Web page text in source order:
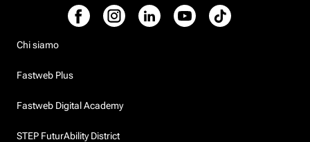
Chi siamo
Fastweb Plus
Fastweb Digital Academy
STEP FuturAbility District